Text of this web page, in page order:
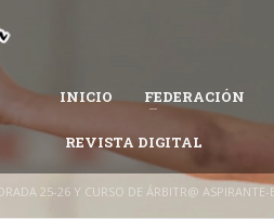
EXTREMEÑA DE BALONMANO
es posible que la Federación te pueda
con nosotrosy te ayudaremos en el
INICIO FEDERACIÓN
REVISTA DIGITAL
25-26 Y CURSO DE ÁRBITR@ ASPIRANTE-